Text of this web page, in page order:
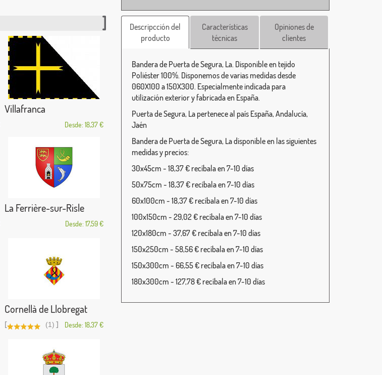
Villafranca
Desde: 18,37 €
La Ferrière-sur-Risle
Desde: 17,59 €
Cornellà de Llobregat
[ (1) ] Desde: 18,37 €
Descripcción del
producto
Características
técnicas
Opiniones de
clientes
Bandera de Puerta de Segura, La. Disponible en tejido
Poliéster 100%. Disponemos de varias medidas desde
060X100 a 150X300. Especialmente indicada para
utilización exterior y fabricada en España.
Puerta de Segura, La pertenece al país España, Andalucía,
Jaén
Bandera de Puerta de Segura, La disponible en las siguientes
medidas y precios:
30x45cm - 18,37 € recíbala en 7-10 días
50x75cm - 18,37 € recíbala en 7-10 días
60x100cm - 18,37 € recíbala en 7-10 días
100x150cm - 29,02 € recíbala en 7-10 días
120x180cm - 37,67 € recíbala en 7-10 días
150x250cm - 58,56 € recíbala en 7-10 días
150x300cm - 66,55 € recíbala en 7-10 días
180x300cm - 127,78 € recíbala en 7-10 días